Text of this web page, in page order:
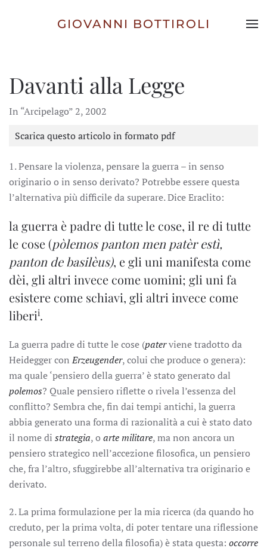
Skip to main content
GIOVANNI BOTTIROLI
Davanti alla Legge
In “Arcipelago” 2, 2002
Scarica questo articolo in formato pdf
1. Pensare la violenza, pensare la guerra – in senso
originario o in senso derivato? Potrebbe essere questa
l’alternativa più difficile da superare. Dice Eraclito:
la guerra è padre di tutte le cose, il re di tutte
le cose (pòlemos panton men patèr estì,
panton de basilèus), e gli uni manifesta come
dèi, gli altri invece come uomini; gli uni fa
esistere come schiavi, gli altri invece come
liberii.
La guerra padre di tutte le cose (paterviene tradotto da
Heidegger conErzeugender, colui che produce o genera):
ma quale ‘pensiero della guerra’ è stato generato dal
polemos? Quale pensiero riflette o rivela l’essenza del
conflitto? Sembra che, fin dai tempi antichi, la guerra
abbia generato una forma di razionalità a cui è stato dato
il nome di strategia, o arte militare, ma non ancora un
pensiero strategico nell’accezione filosofica, un pensiero
che, fra l’altro, sfuggirebbe all’alternativa tra originario e
derivato.
2. La prima formulazione per la mia ricerca (da quando ho
creduto, per la prima volta, di poter tentare una riflessione
personale sul terreno della filosofia) è stata questa: occorre